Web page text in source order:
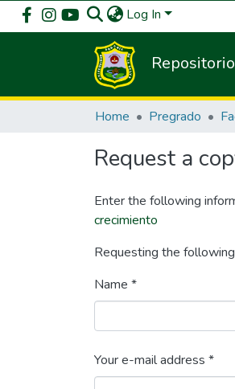
Log In
Home Pregrado
Request a
Enter the following
crecimiento
Requesting the
Name *
Your e-mail address *